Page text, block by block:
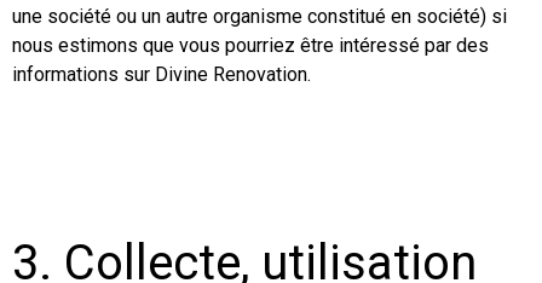
une société ou un autre organisme constitué en société) si
nous estimons que vous pourriez être intéressé par des
informations sur Divine Renovation.
3. Collecte, utilisation